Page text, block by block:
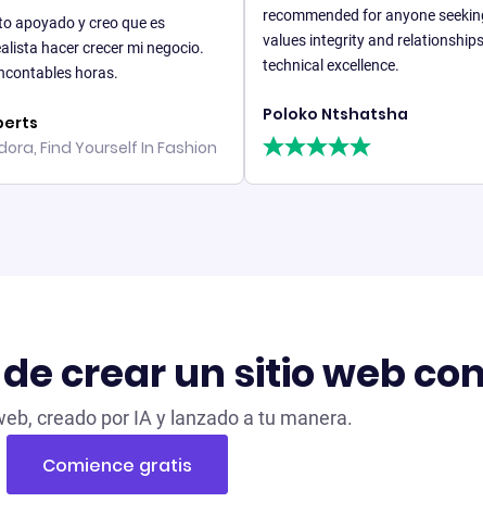
y creo que es
crecer mi negocio.
horas.
Yourself In Fashion
recommended for anyone seeking a
values integrity and relationships just as
technical excellence.
Poloko Ntshatsha
crear un sitio web
creado por IA y lanzado a tu manera.
Comience gratis